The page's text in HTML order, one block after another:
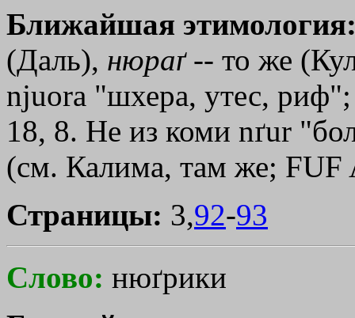
Ближайшая
(Даль), нюраґ-- то же
njuora "шхера, утес,
18, 8. Не из коми nґur
(см. Калима, там же; FUF
Страницы: 3,92-93
Слово: нюґрики